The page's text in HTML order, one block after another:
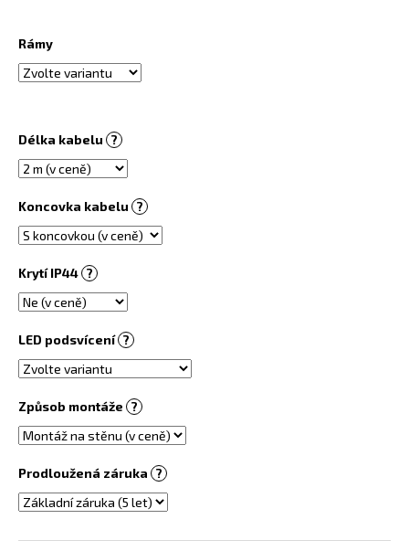
Rámy
Délka kabelu ?
Koncovka kabelu ?
Krytí IP44 ?
LED podsvícení ?
Způsob montáže ?
Prodloužená záruka ?
u
j
e
e
OBRAZOVÝ
TOPNÝ
INFRAPANEL
450W
-
Č.
01
6
730
Kč